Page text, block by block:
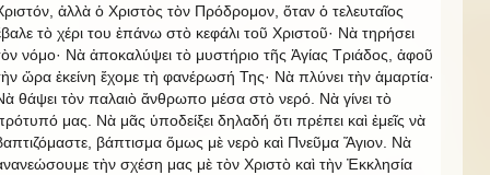
ἀλλὰ ὁ Χριστὸς τὸν Πρόδρομον, ὅταν ὁ τελευταῖος
τὸ χέρι του ἐπάνω στὸ κεφάλι τοῦ Χριστοῦ· Νὰ τηρήσει
νόμο· Νὰ ἀποκαλύψει τὸ μυστήριο τῆς Ἁγίας Τριάδος, ἀφοῦ
ὥρα ἐκείνη ἔχομε τὴ φανέρωσή Της· Νὰ πλύνει τὴν ἁμαρτία·
θάψει τὸν παλαιὸ ἄνθρωπο μέσα στὸ νερό. Νὰ γίνει τὸ
μας. Νὰ μᾶς ὑποδείξει δηλαδή ὅτι πρέπει καὶ ἐμεῖς νὰ
βάπτισμα ὅμως μὲ νερὸ καὶ Πνεῦμα Ἅγιον. Νὰ
τὴν σχέση μας μὲ τὸν Χριστὸ καὶ τὴν Ἐκκλησία